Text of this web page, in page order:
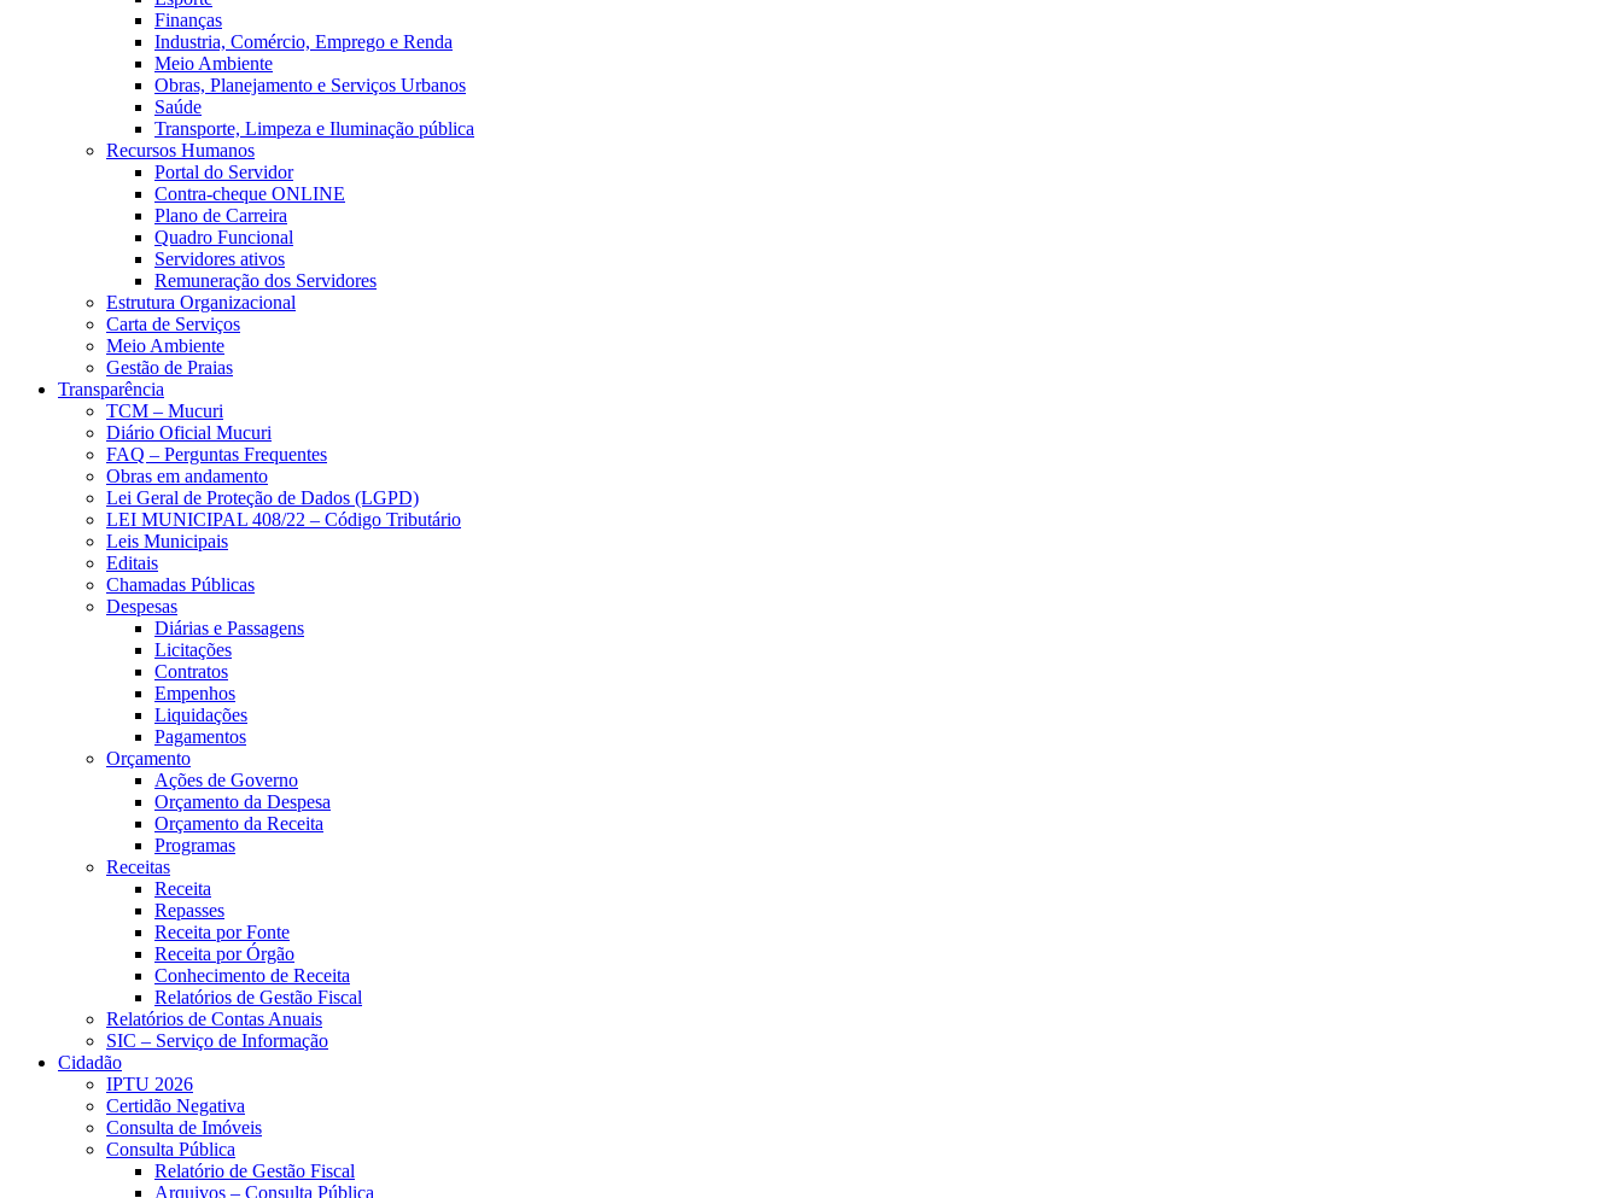
Finanças
Industria, Comércio, Emprego e Renda
Meio Ambiente
Obras, Planejamento e Serviços Urbanos
Saúde
Transporte, Limpeza e Iluminação pública
Recursos Humanos
Portal do Servidor
Contra-cheque ONLINE
Plano de Carreira
Quadro Funcional
Servidores ativos
Remuneração dos Servidores
Estrutura Organizacional
Carta de Serviços
Meio Ambiente
Gestão de Praias
Transparência
TCM – Mucuri
Diário Oficial Mucuri
FAQ – Perguntas Frequentes
Obras em andamento
Lei Geral de Proteção de Dados (LGPD)
LEI MUNICIPAL 408/22 – Código Tributário
Leis Municipais
Editais
Chamadas Públicas
Despesas
Diárias e Passagens
Licitações
Contratos
Empenhos
Liquidações
Pagamentos
Orçamento
Ações de Governo
Orçamento da Despesa
Orçamento da Receita
Programas
Receitas
Receita
Repasses
Receita por Fonte
Receita por Órgão
Conhecimento de Receita
Relatórios de Gestão Fiscal
Relatórios de Contas Anuais
SIC – Serviço de Informação
Cidadão
IPTU 2026
Certidão Negativa
Consulta de Imóveis
Consulta Pública
Relatório de Gestão Fiscal
Arquivos – Consulta Pública